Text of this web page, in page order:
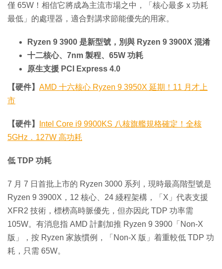
僅 65W！相信它將成為主流市場之中，「核心最多 x 功耗
最低」的處理器，適合對講求節能優先的用家。
Ryzen 9 3900 是新型號，別與 Ryzen 9 3900X 混淆
十二核心、7nm 製程、65W 功耗
原生支援 PCI Express 4.0
【硬件】 AMD 十六核心 Ryzen 9 3950X 延期！11 月才上
市
【硬件】
Intel Core i9 9900KS 八核旗艦規格確定！全核
5GHz．127W 高功耗
低 TDP 功耗
7 月 7 日首批上市的 Ryzen 3000 系列，現時最高階型號是
Ryzen 9 3900X，12 核心、24 綫程架構，「X」代表支援
XFR2 技術，標榜高時脈優先，但亦因此 TDP 功率需
105W。有消息指 AMD 計劃加推 Ryzen 9 3900「Non-X
版」，按 Ryzen 家族慣例，「Non-X 版」着重較低 TDP 功
耗，只需 65W。